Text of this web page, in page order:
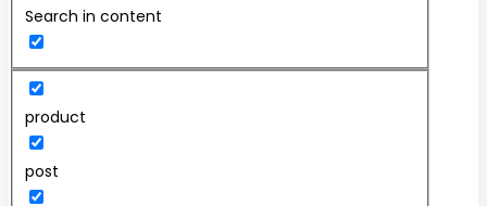
Search in content
product
post